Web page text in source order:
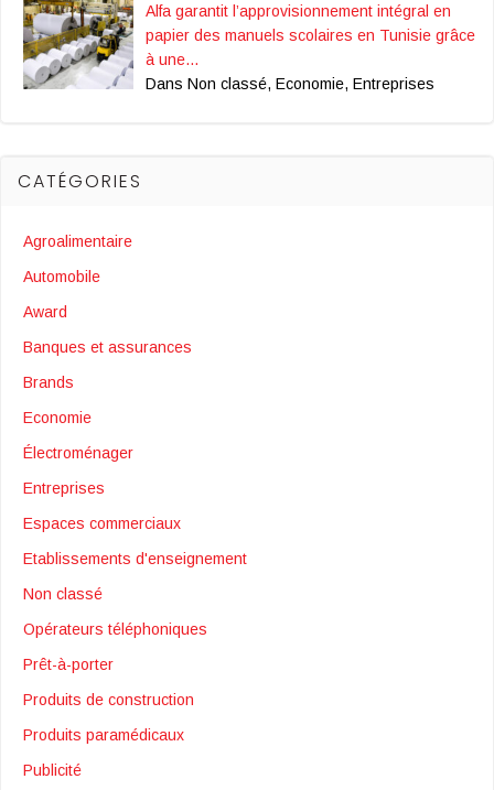
Alfa garantit l’approvisionnement intégral en
papier des manuels scolaires en Tunisie grâce
à une…
Dans Non classé, Economie, Entreprises
CATÉGORIES
Agroalimentaire
Automobile
Award
Banques et assurances
Brands
Economie
Électroménager
Entreprises
Espaces commerciaux
Etablissements d'enseignement
Non classé
Opérateurs téléphoniques
Prêt-à-porter
Produits de construction
Produits paramédicaux
Publicité